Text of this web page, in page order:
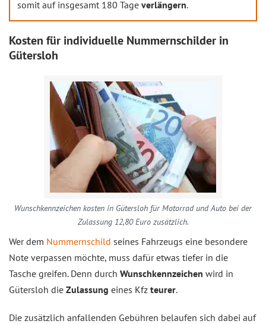
somit auf insgesamt 180 Tage verlängern.
Kosten für individuelle Nummernschilder in
Gütersloh
Wunschkennzeichen kosten in Gütersloh für Motorrad und Auto bei der
Zulassung 12,80 Euro zusätzlich.
Wer dem Nummernschild seines Fahrzeugs eine besondere
Note verpassen möchte, muss dafür etwas tiefer in die
Tasche greifen. Denn durch Wunschkennzeichen wird in
Gütersloh die Zulassung eines Kfz teurer.
Die zusätzlich anfallenden Gebühren belaufen sich dabei auf